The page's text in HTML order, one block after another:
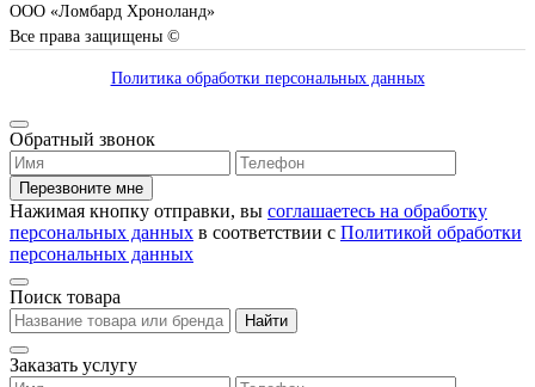
ООО «Ломбард Хроноланд»
Все права защищены ©
Политика обработки персональных данных
Обратный звонок
Перезвоните мне
Нажимая кнопку отправки, вы соглашаетесь на обработку
персональных данных в соответствии с Политикой обработки
персональных данных
Поиск товара
Найти
Заказать услугу